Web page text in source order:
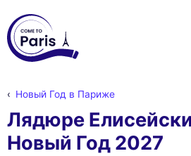
Новый Год в Париже
Лядюре
Новый Год 2027